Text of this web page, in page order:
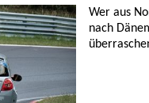
Wer aus
nach